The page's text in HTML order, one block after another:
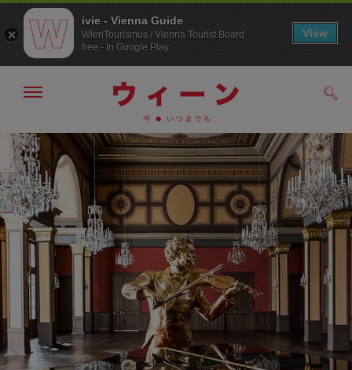
メ
ニ
ュ
ー
へ
こ
の
ペ
ー
ジ
の
ト
メ
ー
の
表
示・
非
表
示
す
る
ivie - Vienna Guide
WienTourismus / Vienna Tourist Board
free - In Google Play
View